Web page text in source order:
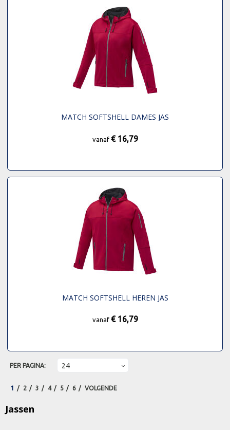
MATCH SOFTSHELL DAMES JAS
vanaf € 16,79
MATCH SOFTSHELL HEREN JAS
vanaf € 16,79
PER PAGINA:
1 2 3 4 5 6 VOLGENDE
Jassen